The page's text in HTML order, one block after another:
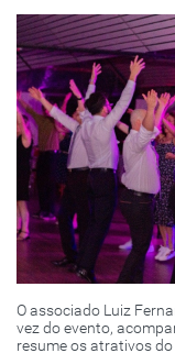
O associado Luiz
vez do evento,
resume os atrativos